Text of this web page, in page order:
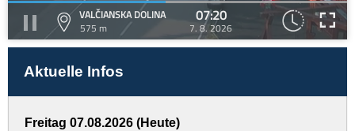
VALČIANSKA DOLINA
575 m
07:20
7. 8. 2026
Aktuelle Infos
Freitag 07.08.2026 (Heute)